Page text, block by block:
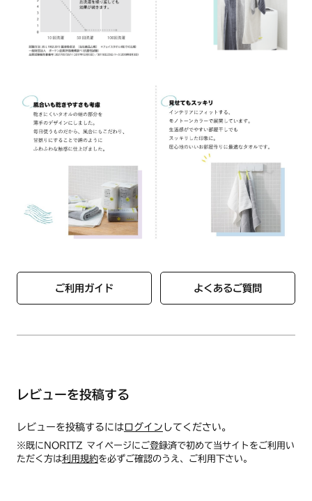
ご利用ガイド よくあるご質問
レビューを投稿する
レビューを投稿するにはログイン してください。
※既にNORITZ マイページにご登録済で初めて当サイトをご利用い
ただく方は利用規約を必ずご確認のうえ、ご利用下さい。